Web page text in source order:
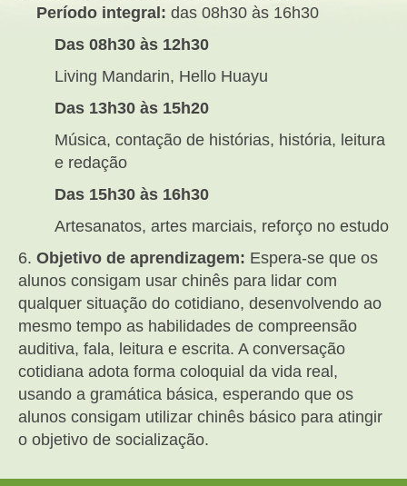
Período integral: das 08h30 às 16h30
Das 08h30 às 12h30
Living Mandarin, Hello Huayu
Das 13h30 às 15h20
Música, contação de histórias, história, leitura
e redação
Das 15h30 às 16h30
Artesanatos, artes marciais, reforço no estudo
6. Objetivo de aprendizagem: Espera-se que os
alunos consigam usar chinês para lidar com
qualquer situação do cotidiano, desenvolvendo ao
mesmo tempo as habilidades de compreensão
auditiva, fala, leitura e escrita. A conversação
cotidiana adota forma coloquial da vida real,
usando a gramática básica, esperando que os
alunos consigam utilizar chinês básico para atingir
o objetivo de socialização.